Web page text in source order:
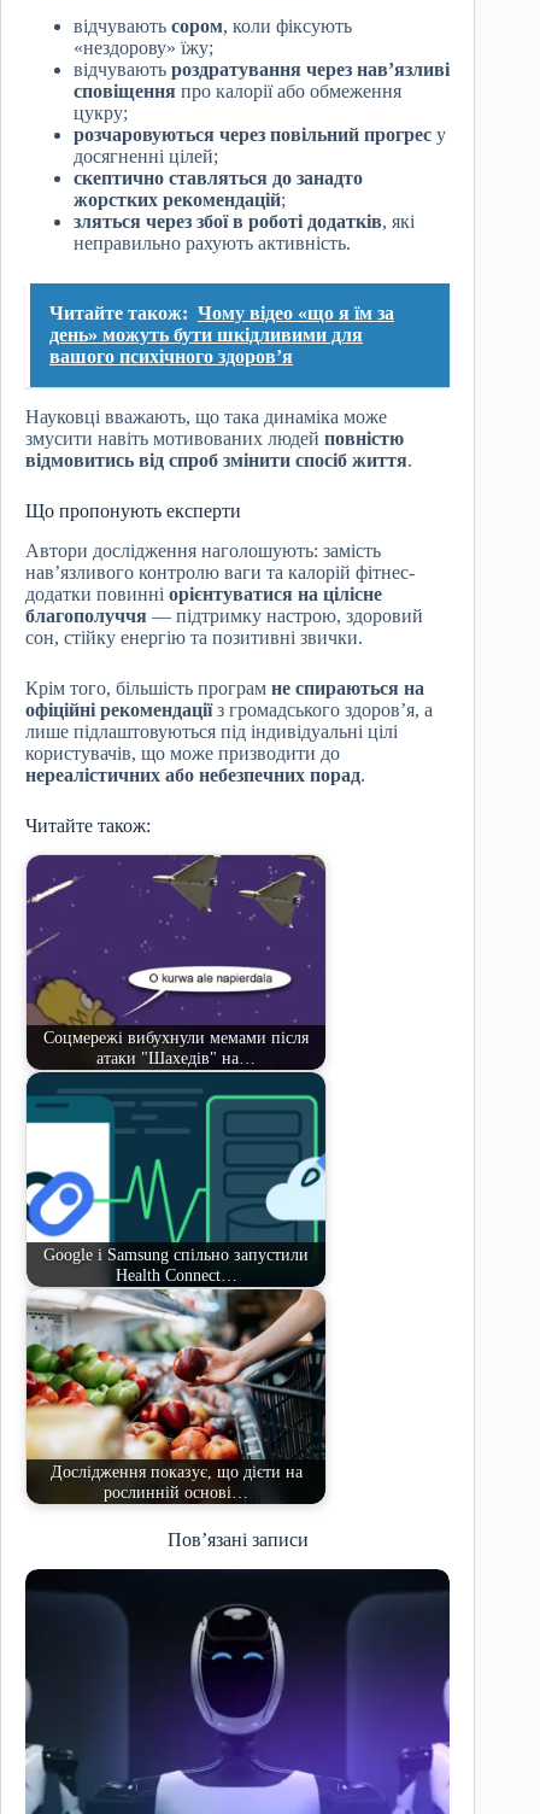
відчувають сором, коли фіксують
«нездорову» їжу;
відчувають роздратування через нав’язливі
сповіщення про калорії або обмеження
цукру;
розчаровуються через повільний прогрес у
досягненні цілей;
скептично ставляться до занадто
жорстких рекомендацій;
зляться через збої в роботі додатків, які
неправильно рахують активність.
Читайте також: Чому відео «що я їм за
день» можуть бути шкідливими для
вашого психічного здоров’я
Науковці вважають, що така динаміка може
змусити навіть мотивованих людей повністю
відмовитись від спроб змінити спосіб життя.
Що пропонують експерти
Автори дослідження наголошують: замість
нав’язливого контролю ваги та калорій фітнес-
додатки повинні орієнтуватися на цілісне
благополуччя — підтримку настрою, здоровий
сон, стійку енергію та позитивні звички.
Крім того, більшість програм не спираються на
офіційні рекомендаціїз громадського здоров’я, а
лише підлаштовуються під індивідуальні цілі
користувачів, що може призводити до
нереалістичних або небезпечних порад.
Читайте також:
Соцмережі вибухнули мемами після
атаки "Шахедів" на…
Google і Samsung спільно запустили
Health Connect…
Дослідження показує, що дієти на
рослинній основі…
Пов’язані записи